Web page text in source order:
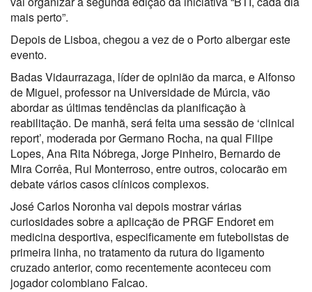
mais perto”.
Depois de Lisboa, chegou a vez de o Porto albergar este
evento.
Badas Vidaurrazaga, líder de opinião da marca, e Alfonso
de Miguel, professor na Universidade de Múrcia, vão
abordar as últimas tendências da planificação à
reabilitação. De manhã, será feita uma sessão de ‘clinical
report’, moderada por Germano Rocha, na qual Filipe
Lopes, Ana Rita Nóbrega, Jorge Pinheiro, Bernardo de
Mira Corrêa, Rui Monterroso, entre outros, colocarão em
debate vários casos clínicos complexos.
José Carlos Noronha vai depois mostrar várias
curiosidades sobre a aplicação de PRGF Endoret em
medicina desportiva, especificamente em futebolistas de
primeira linha, no tratamento da rutura do ligamento
cruzado anterior, como recentemente aconteceu com
jogador colombiano Falcao.